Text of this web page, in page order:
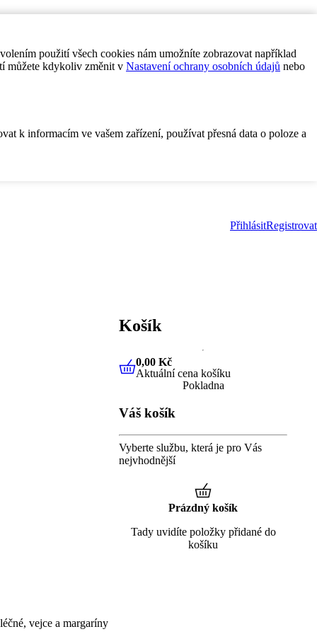
použití všech cookies nám umožníte zobrazovat například
můžete kdykoliv změnit v Nastavení ochrany osobních údajů nebo
k informacím ve vašem zařízení, používat přesná data o poloze a
PřihlásitRegistrovat
vejce a margaríny
Košík
0,00 KčAktuální cena košíku
0,00 Kč
Aktuální cena košíku
Pokladna
Váš košík
Vyberte službu, která je pro Vás
nejvhodnější
Prázdný košík
Tady uvidíte položky přidané do
košíku